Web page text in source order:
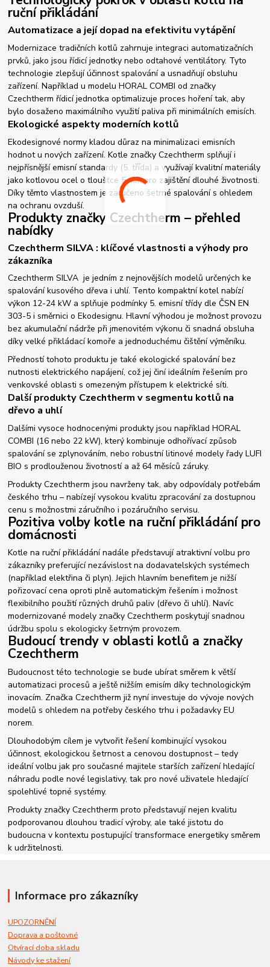
ruční přikládání
Automatizace a její dopad na efektivitu vytápění
Modernizace tradičních kotlů zahrnuje integraci automatizačních
prvků, jako jsou řídicí jednotky nebo odtahové ventilátory. Tyto
technologie zlepšují účinnost spalování a usnadňují obsluhu
zařízení. Například u modelu HORAL COMBI od značky
Czechtherm řídicí jednotka optimalizuje proces hoření tak, aby
bylo dosaženo maximálního využití paliva při minimálních emisích.
Ekologické aspekty moderních kotlů
Ekodesignové normy kladou důraz na minimalizaci emisních
hodnot u nových zařízení. Kotle značky Czechtherm splňují i
nejpřísnější emisní standardy (5. třída) a využívají kvalitní materiály
jako kotlovou ocel o tloušťce 5 mm pro zajištění dlouhé životnosti.
Díky těmto vlastnostem je zaručeno šetrné spalování s ohledem
na ochranu ovzduší.
Produkty značky Czechtherm – přehled
nabídky
Czechtherm SILVA : klíčové vlastnosti a výhody pro
zákazníka
Czechtherm SILVA je jedním z nejnovějších modelů určených ke
spalování kusového dřeva i uhlí. Tento kompaktní kotel nabízí
výkon 12-24 kW a splňuje podmínky 5. emisní třídy dle ČSN EN
303-5 i směrnici o Ekodesignu. Hlavní výhodou je možnost provozu
bez akumulační nádrže při jmenovitém výkonu či snadná obsluha
díky velké přikládací komoře a jednoduchému čištění výměníku.
Předností tohoto produktu je také ekologické spalování bez
nutnosti elektrického napájení, což jej činí ideálním řešením pro
venkovské oblasti s omezeným přístupem k elektrické síti.
Další produkty Czechtherm v segmentu kotlů na
dřevo a uhlí
Dalšími vysoce hodnocenými produkty jsou například HORAL
COMBI (16 nebo 22 kW), který kombinuje odhořívací způsob
spalování se zplynováním, nebo robustní litinové modely řady LUFI
BIO s prodlouženou životností a až 64 měsíců záruky.
Produkty Czechtherm jsou navrženy tak, aby odpovídaly potřebám
českého trhu – nabízejí vysokou kvalitu zpracování za dostupnou
cenu s možnostmi záručního i pozáručního servisu.
Pozitiva volby kotle na ruční přikládání pro
domácnosti
Kotle na ruční přikládání nadále představují atraktivní volbu pro
zákazníky preferující nezávislost na dodavatelských systémech
(například elektřina či plyn). Jejich hlavním benefitem je nižší
pořizovací cena oproti plně automatickým řešením i možnost
flexibilního použití různých druhů paliv (dřevo či uhlí). Navíc
modernizované modely značky Czechtherm poskytují snadnou
údržbu spolu s ekologicky šetrným provozem.
Budoucí trendy v oblasti kotlů a značky
Czechtherm
Budoucnost této technologie se bude ubírat směrem k větší
automatizaci procesů a ještě nižším emisím díky technologickým
inovacím. Značka Czechtherm již nyní investuje do vývoje nových
modelů s ohledem na potřeby českého trhu i požadavky EU
norem.
Dlouhodobým cílem je vytvořit řešení kombinující vysokou
účinnost, ekologickou šetrnost a cenovou dostupnost – tedy
ideální volbu jak pro současné majitele starších zařízení hledající
náhradu podle nové legislativy, tak pro nové uživatele hledající
spolehlivé topné systémy.
Produkty značky Czechtherm proto představují nejen kvalitu
podporovanou dlouhou tradicí výroby, ale také jistotu do
budoucna v kontextu postupující transformace energetiky směrem
k udržitelnosti.
Informace pro zákazníky
UPOZORNĚNÍ
Doprava a poštovné
Otvírací doba skladu
Návody ke stažení